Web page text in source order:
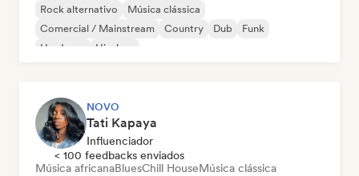
Rock alternativo
Música clássica
Comercial / Mainstream
Country Dub
Funk
Hardcore
Hip-hop
NOVO
Tati Kapaya
Influenciador
< 100 feedbacks enviados
Música africanaBluesChill HouseMúsica clássica